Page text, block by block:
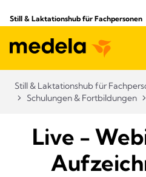
Still & Laktationshub für Fachpersonen
Still & Laktationshub für
Schulungen & Fortbildungen
Live -